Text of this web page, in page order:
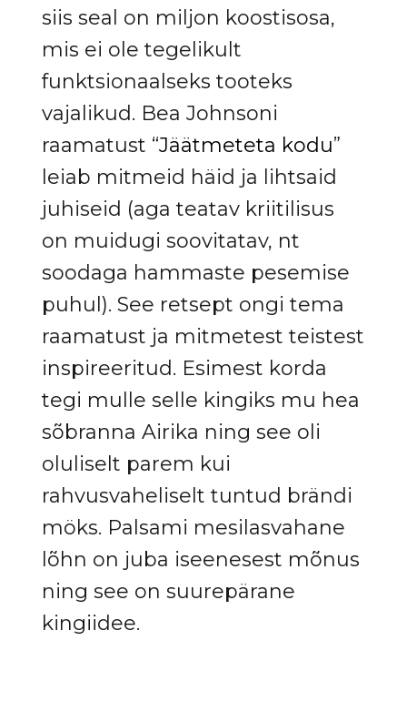
siis seal on miljon koostisosa,
mis ei ole tegelikult
funktsionaalseks tooteks
vajalikud. Bea Johnsoni
raamatust “Jäätmeteta kodu”
leiab mitmeid häid ja lihtsaid
juhiseid (aga teatav kriitilisus
on muidugi soovitatav, nt
soodaga hammaste pesemise
puhul). See retsept ongi tema
raamatust ja mitmetest teistest
inspireeritud. Esimest korda
tegi mulle selle kingiks mu hea
sõbranna Airika ning see oli
oluliselt parem kui
rahvusvaheliselt tuntud brändi
möks. Palsami mesilasvahane
lõhn on juba iseenesest mõnus
ning see on suurepärane
kingiidee.